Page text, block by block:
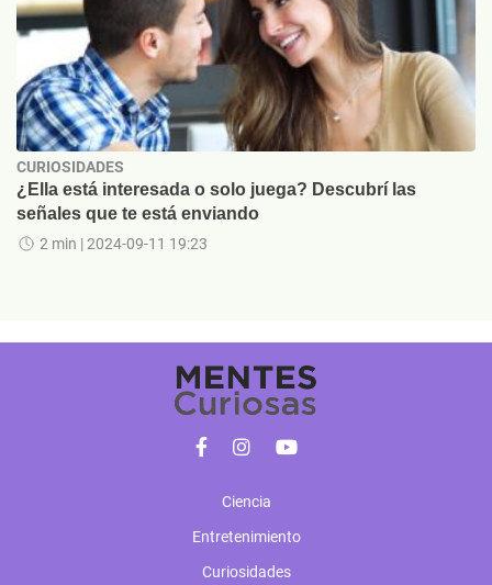
CURIOSIDADES
¿Ella está interesada o solo juega? Descubrí las
señales que te está enviando
2 min | 2024-09-11 19:23
Ciencia
Entretenimiento
Curiosidades